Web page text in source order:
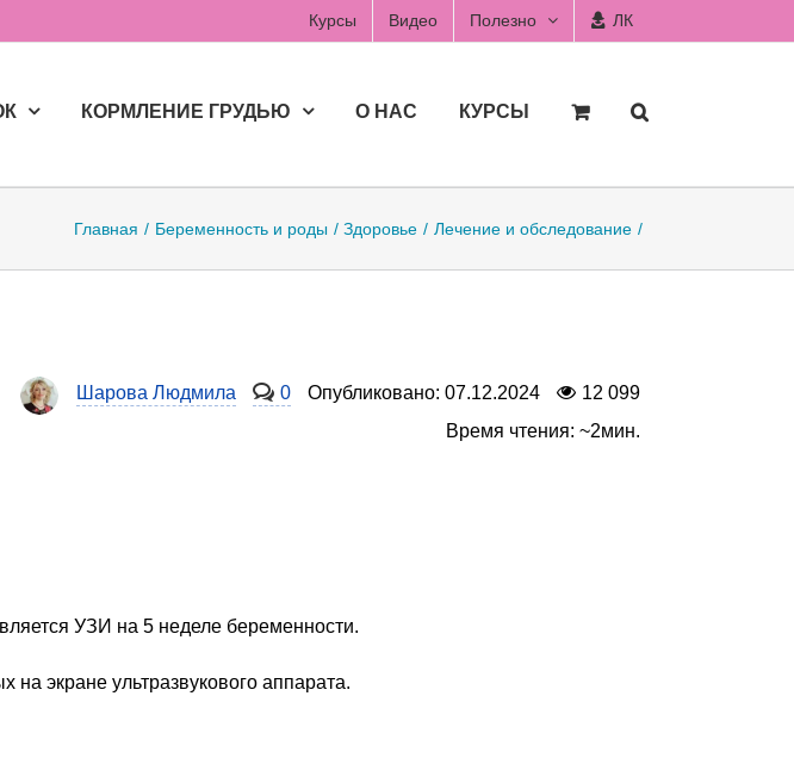
Курсы Видео Полезно ЛК
КОРМЛЕНИЕ ГРУДЬЮ О НАС КУРСЫ
Главная Беременность и роды Здоровье Лечение и обследование
Шарова Людмила 0 Опубликовано: 07.12.2024
12 099
Время чтения: ~2мин.
УЗИ на 5 неделе беременности.
экране ультразвукового аппарата.